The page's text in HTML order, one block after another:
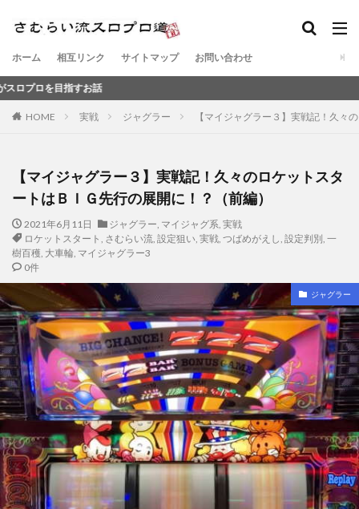
ホーム 相互リンク サイトマップ お問い合わせ
お話
HOME 実戦 ジャグラー 【マイジャグラー３】実戦記！久々
【マイジャグラー３】実戦記！久々のロケットスタ
ートはＢＩＧ先行の展開に！？（前編）
2021年6月11日 ジャグラー, マイジャグ系, 実戦
ロケットスタート , さむらい流, 設定狙い, 実戦, つばめがえし, 設定判別, 一
樹百穫, 大車輪, マイジャグラー3
0件
ジャグラー